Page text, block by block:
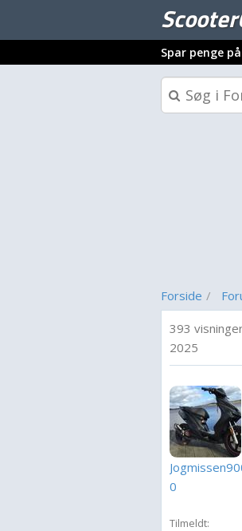
Spar penge
Forside
393
2025
0
Tilmeldt: